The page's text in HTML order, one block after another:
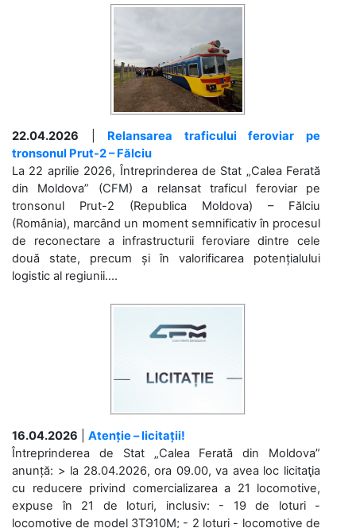
22.04.2026
Relansarea traficului feroviar pe
tronsonul Prut-2 – Fălciu
La 22 aprilie 2026, Întreprinderea de Stat „Calea Ferată
din Moldova” (CFM) a relansat traficul feroviar pe
tronsonul Prut-2 (Republica Moldova) – Fălciu
(România), marcând un moment semnificativ în procesul
de reconectare a infrastructurii feroviare dintre cele
două state, precum și în valorificarea potențialului
logistic al regiunii....
16.04.2026
Atenție – licitații!
Întreprinderea de Stat „Calea Ferată din Moldova”
anunță: > la 28.04.2026, ora 09.00, va avea loc licitaţia
cu reducere privind comercializarea a 21 locomotive,
expuse în 21 de loturi, inclusiv: - 19 de loturi -
locomotive de model 3ТЭ10М; - 2 loturi - locomotive de